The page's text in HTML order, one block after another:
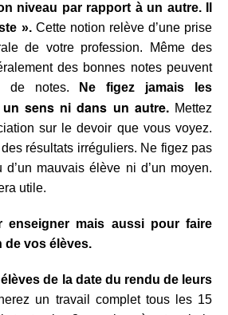
niveau par rapport à un autre. Il
». Cette notion relève d’une prise
de votre profession. Même des
des bonnes notes peuvent
de notes.
Ne figez jamais les
un sens ni dans un autre.Mettez
sur le devoir que vous voyez.
résultats irréguliers. Ne figez pas
d’un mauvais élève ni d’un moyen.
utile.
enseigner mais aussi pour faire
de vos élèves.
de la date du rendu de leurs
un travail complet tous les 15